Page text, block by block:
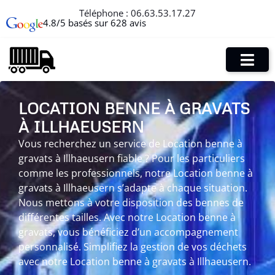
Téléphone : 06.63.53.17.27
4.8/5 basés sur 628 avis
LOCATION BENNE À GRAVATS
À ILLHAEUSERN
Vous recherchez un service de Location benne à
gravats à Illhaeusern fiable ? Pour les particuliers
comme les professionnels, notre Location benne à
gravats à Illhaeusern s’adapte à chaque situation.
Nous mettons à votre disposition des bennes de
différentes tailles. Avec notre Location benne à
gravats, vous bénéficiez d’un accompagnement
personnalisé. Simplifiez la gestion de vos déchets
avec notre Location benne à gravats à Illhaeusern.